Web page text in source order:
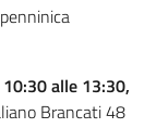
alle 13:30,
Brancati 48